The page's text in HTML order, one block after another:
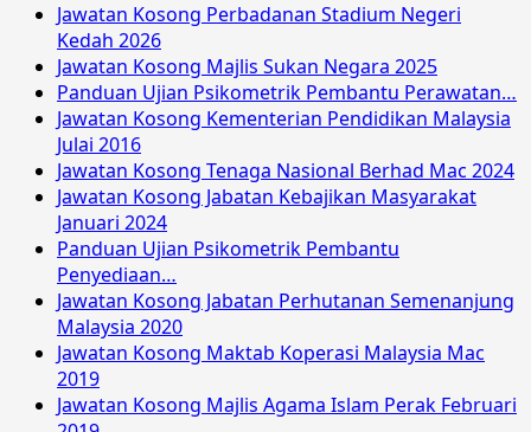
Jawatan Kosong Perbadanan Stadium Negeri
Kedah 2026
Jawatan Kosong Majlis Sukan Negara 2025
Panduan Ujian Psikometrik Pembantu Perawatan…
Jawatan Kosong Kementerian Pendidikan Malaysia
Julai 2016
Jawatan Kosong Tenaga Nasional Berhad Mac 2024
Jawatan Kosong Jabatan Kebajikan Masyarakat
Januari 2024
Panduan Ujian Psikometrik Pembantu
Penyediaan…
Jawatan Kosong Jabatan Perhutanan Semenanjung
Malaysia 2020
Jawatan Kosong Maktab Koperasi Malaysia Mac
2019
Jawatan Kosong Majlis Agama Islam Perak Februari